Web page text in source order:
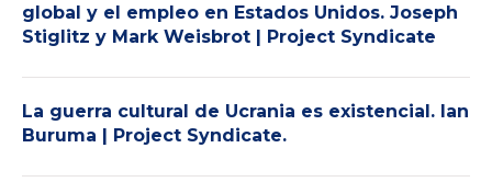
global y el empleo en Estados Unidos. Joseph
Stiglitz y Mark Weisbrot | Project Syndicate
La guerra cultural de Ucrania es existencial. Ian
Buruma | Project Syndicate.